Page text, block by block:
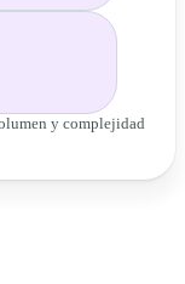
y complejidad